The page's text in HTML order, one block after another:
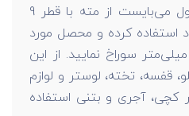
برای استفاده از این محصول می‌بایست از مته با قطر 9
استفاده کرده و محصل مورد
نظر را حداقل به عمق 65 میلی‌متر سوراخ نمایید. از این
قفسه، تخته، لوستر و لوازم
کچی، آجری و بتنی استفاده